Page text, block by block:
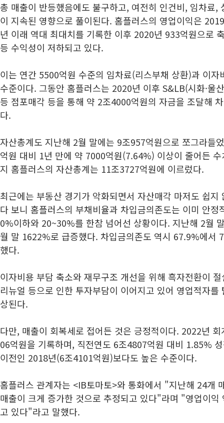
총 매출이 반등했음에도 불구하고, 여전히 인건비, 임차료,
이 지속된 영향으로 풀이된다. 홈플러스의 영업이익은
년 이래 역대 최대치를 기록한 이후 2020년 933억원으로
등 수익성이 저하되고 있다.
이는 연간 5500억원 수준의 임차료(리스부채 상환)과 이자
수준이다. 그동안 홈플러스는 2020년 이후 S&LB(시화·울
등 점포매각 등을 통해 약 2조4000억원의 자금을 조달해
다.
자산총계도 지난해 2월 말에는 9조957억원으로 쪼그라들
억원 대비 1년 만에 약 7000억원(7.64%) 이상이 줄어든
지 홈플러스의 자산총계는 11조3727억원에 이르렀다.
최근에는 부동산 경기가 악화되면서 자산매각 마저도 쉽
다 보니 홈플러스의 부채비율과 차입금의존도는 이미 안
0%이하와 20~30%를 한참 넘어선 상황이다. 지난해 2월
월 말 1622%로 급증했다. 차입금의존도 역시 67.9%에서
했다.
이자비용 부담 축소와 재무구조 개선을 위해 흑자전환이
리뉴얼 등으로 인한 투자부담이 이어지고 있어 영업적자
상된다.
다만, 매출이 회복세로 접어든 것은 긍정적이다. 2022년
06억원을 기록하며, 직전연도 6조4807억원 대비 1.85%
이전인 2018년(6조4101억원)보다도 높은 수준이다.
홈플러스 관계자는 <IB토마토>와 통화에서 "지난해 24개
매출이 크게 증가한 것으로 추정되고 있다"라며 "영업이익
고 있다"라고 말했다.